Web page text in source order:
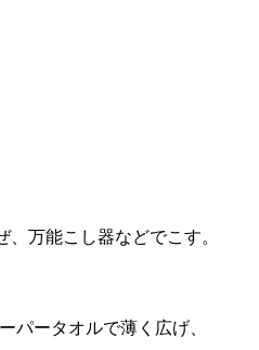
、万能こし器などでこす。
パータオルで薄く広げ、